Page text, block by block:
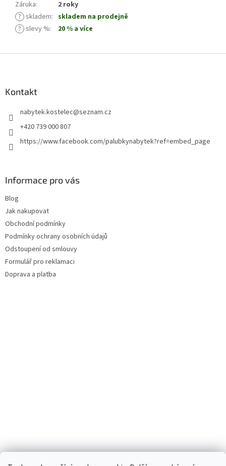
Záruka:
2 roky
? skladem: skladem na prodejně
? slevy %: 20 % a více
Kontakt
nabytek.kostelec@seznam.cz
+420 739 000 807
https://www.facebook.com/palubkynabytek?ref=embed_page
Informace pro vás
Blog
Jak nakupovat
Obchodní podmínky
Podmínky ochrany osobních údajů
Odstoupení od smlouvy
Formulář pro reklamaci
Doprava a platba
Facebook